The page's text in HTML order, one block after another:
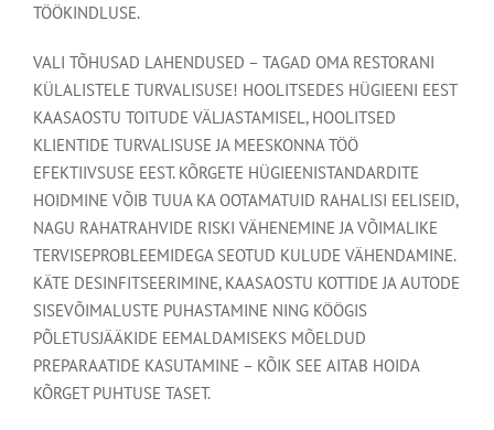
TÖÖKINDLUSE.
VALI TÕHUSAD LAHENDUSED – TAGAD OMA RESTORANI
KÜLALISTELE TURVALISUSE! HOOLITSEDES HÜGIEENI EEST
KAASAOSTU TOITUDE VÄLJASTAMISEL, HOOLITSED
KLIENTIDE TURVALISUSE JA MEESKONNA TÖÖ
EFEKTIIVSUSE EEST. KÕRGETE HÜGIEENISTANDARDITE
HOIDMINE VÕIB TUUA KA OOTAMATUID RAHALISI EELISEID,
NAGU RAHATRAHVIDE RISKI VÄHENEMINE JA VÕIMALIKE
TERVISEPROBLEEMIDEGA SEOTUD KULUDE VÄHENDAMINE.
KÄTE DESINFITSEERIMINE, KAASAOSTU KOTTIDE JA AUTODE
SISEVÕIMALUSTE PUHASTAMINE NING KÖÖGIS
PÕLETUSJÄÄKIDE EEMALDAMISEKS MÕELDUD
PREPARAATIDE KASUTAMINE – KÕIK SEE AITAB HOIDA
KÕRGET PUHTUSE TASET.